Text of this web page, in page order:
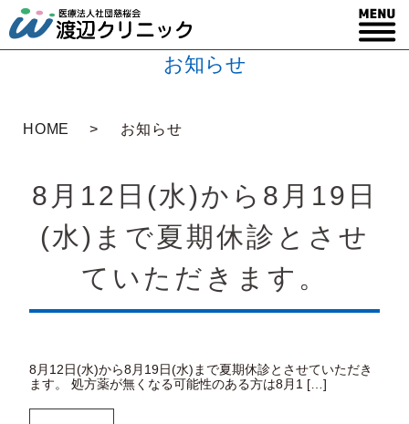
お知らせ
HOME お知らせ
8月12日(水)から8月19日
(水)まで夏期休診とさせ
ていただきます。
8月12日(水)から8月19日(水)まで夏期休診とさせていただき
ます。 処方薬が無くなる可能性のある方は8月1 […]